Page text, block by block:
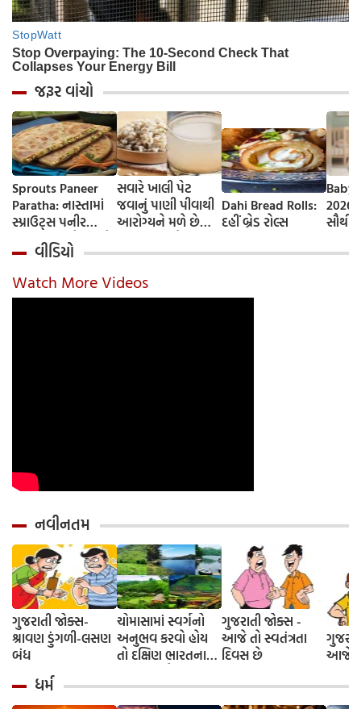
જરૂર વાંચો
Sprouts Paneer
Paratha: નાસ્તામાં
સ્પ્રાઉટ્સ પનીર
પરાઠા બનાવો, તમને
પ્રોટીનનો ડબલ ડોઝ
મળશે
સવારે ખાલી પેટ
જવાનું પાણી પીવાથી
આરોગ્યને મળે છે
જાણીએ તેના ફાયદા
અને ઉપયોગ કરવાની
યોગ્ય રીત
Dahi Bread Rolls:
દહીં બ્રેડ રોલ્સ
Baby
વીડિયો
Watch More Videos
નવીનતમ
ગુજરાતી જોક્સ-
શ્રાવણ ડુંગળી-લસણ
બંધ
ચોમાસામાં સ્વર્ગનો
અનુભવ કરવો હોય
તો દક્ષિણ ભારતના
મુલાકાત લો
ગુજરાતી જોક્સ -
આજે તો સ્વતંત્રતા
દિવસ છે
આજે
ધર્મ